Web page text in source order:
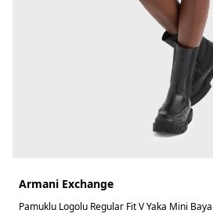
Armani Exchange
Pamuklu Logolu Regular Fit V Yaka Mini